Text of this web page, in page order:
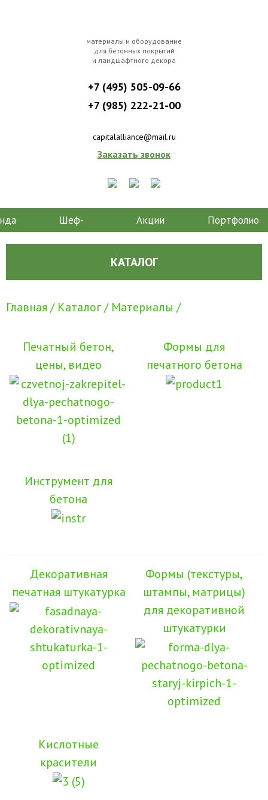
материалы и оборудование
для бетонных покрытий
и ландшафтного декора
+7 (495) 505-09-66
+7 (985) 222-21-00
capitalalliance@mail.ru
Заказать звонок
Шеф-
монтаж
Акции Портфолио
КАТАЛОГ
Главная / Каталог / Материалы /
Печатный бетон,
цены, видео
Формы для
печатного бетона
Инструмент для
бетона
Декоративная
печатная штукатурка
Формы (текстуры,
штампы, матрицы)
для декоративной
штукатурки
Кислотные
красители